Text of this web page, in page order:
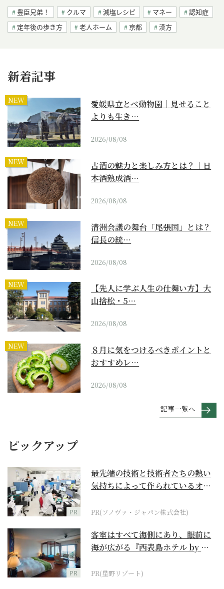
豊臣兄弟！ クルマ 減塩レシピ マネー
認知症
定年後の歩き方
老人ホーム 京都 漢方
新着記事
NEW
愛媛県立とべ動物園｜見せること
よりも生き…
2026/08/08
NEW
古酒の魅力と楽しみ方とは？｜日
本酒熟成酒…
2026/08/08
NEW
清洲会議の舞台「尾張国」とは？
信長の統…
2026/08/08
NEW
【先人に学ぶ人生の仕舞い方】大
山捨松・5…
2026/08/08
NEW
８月に気をつけるべきポイントと
おすすめレ…
2026/08/08
記事一覧へ
ピックアップ
PR
最先端の技術と技術者たちの熱い
気持ちによって作られているオー
PR(ソノヴァ・ジャパン株式会社)
PR
客室はすべて海側にあり、眼前に
海が広がる『西表島ホテル by 星
PR(星野リゾート)